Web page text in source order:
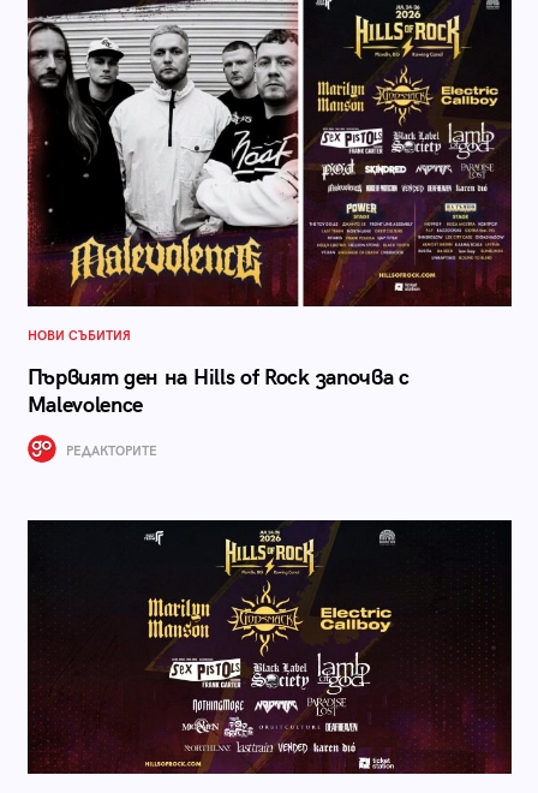
НОВИ СЪБИТИЯ
Първият ден на Hills of Rock започва с
Malevolence
РЕДАКТОРИТЕ